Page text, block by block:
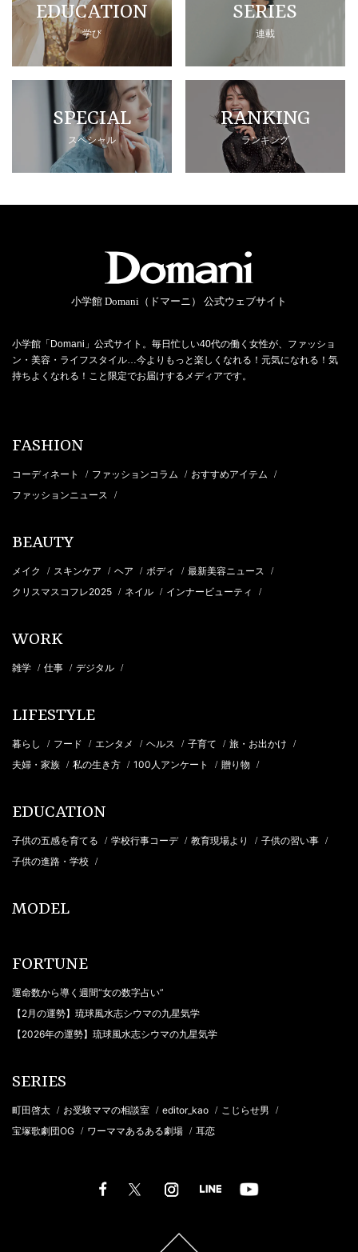
EDUCATION
学び
SERIES
連載
SPECIAL
スペシャル
RANKING
ランキング
小学館 Domani（ドマーニ） 公式ウェブサイト
小学館「Domani」公式サイト。毎日忙しい40代の働く女性が、ファッショ
ン・美容・ライフスタイル…今よりもっと楽しくなれる！元気になれる！気
持ちよくなれる！こと限定でお届けするメディアです。
FASHION
コーディネート / ファッションコラム / おすすめアイテム /
ファッションニュース /
BEAUTY
メイク / スキンケア / ヘア / ボディ / 最新美容ニュース /
クリスマスコフレ2025 / ネイル / インナービューティ /
WORK
雑学 / 仕事 / デジタル /
LIFESTYLE
暮らし / フード / エンタメ / ヘルス / 子育て / 旅・お出かけ /
夫婦・家族 / 私の生き方 / 100人アンケート / 贈り物 /
EDUCATION
子供の五感を育てる / 学校行事コーデ / 教育現場より / 子供の習い事 /
子供の進路・学校 /
MODEL
FORTUNE
運命数から導く週間“女の数字占い”
【2月の運勢】琉球風水志シウマの九星気学
【2026年の運勢】琉球風水志シウマの九星気学
SERIES
町田啓太 / お受験ママの相談室 / editor_kao / こじらせ男 /
宝塚歌劇団OG / ワーママあるある劇場 / 耳恋